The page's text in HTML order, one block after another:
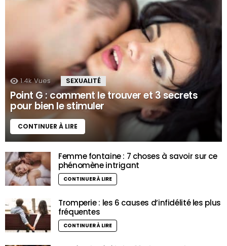
1.4k Vues SEXUALITÉ
Point G : comment le trouver et 3 secrets
pour bien le stimuler
CONTINUER À LIRE
Femme fontaine : 7 choses à savoir sur ce
phénomène intrigant
CONTINUER À LIRE
Tromperie : les 6 causes d’infidélité les plus
fréquentes
CONTINUER À LIRE